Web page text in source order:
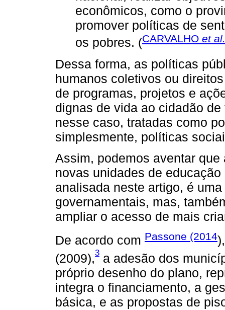
econômicos, como o
promover políticas de
os pobres. (CARVALHO et al.
Dessa forma, as políticas
humanos coletivos ou
de programas, projetos e
dignas de vida ao cidadão
nesse caso, tratadas como
simplesmente, políticas
Assim, podemos aventar
novas unidades de
analisada neste artigo, é
governamentais, mas,
ampliar o acesso de mais
De acordo com Passone (2014
(2009),3 a adesão dos
próprio desenho do plano,
integra o financiamento, a
básica, e as propostas de